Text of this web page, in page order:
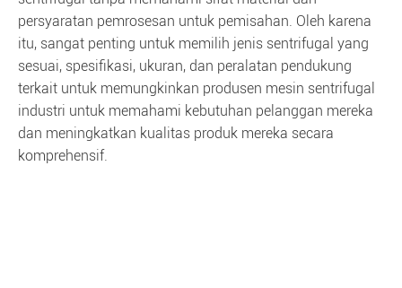
persyaratan pemrosesan untuk pemisahan. Oleh karena
itu, sangat penting untuk memilih jenis sentrifugal yang
sesuai, spesifikasi, ukuran, dan peralatan pendukung
terkait untuk memungkinkan produsen mesin sentrifugal
industri untuk memahami kebutuhan pelanggan mereka
dan meningkatkan kualitas produk mereka secara
komprehensif.